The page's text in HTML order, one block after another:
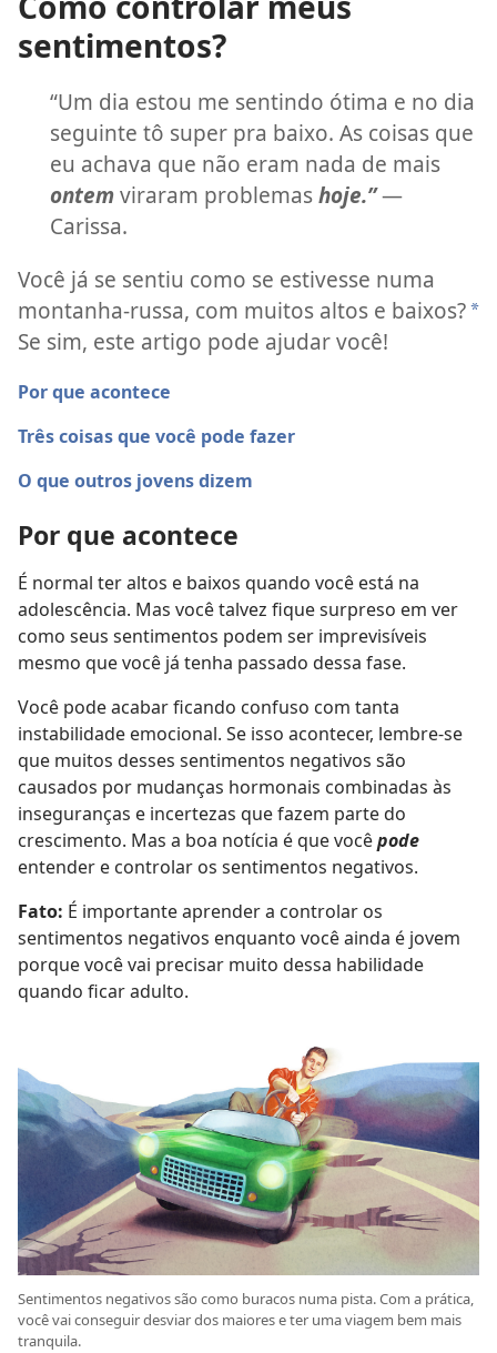
sentimentos?
“Um dia estou me sentindo ótima e no dia
seguinte tô super pra baixo. As coisas que
eu achava que não eram nada de mais
ontemviraram problemashoje.”—
Carissa.
Você já se sentiu como se estivesse numa
montanha-russa, com muitos altos e baixos?a
Se sim, este artigo pode ajudar você!
Por que acontece
Três coisas que você pode fazer
O que outros jovens dizem
Por que acontece
É normal ter altos e baixos quando você está na
adolescência. Mas você talvez fique surpreso em ver
como seus sentimentos podem ser imprevisíveis
mesmo que você já tenha passado dessa fase.
Você pode acabar ficando confuso com tanta
instabilidade emocional. Se isso acontecer, lembre-se
que muitos desses sentimentos negativos são
causados por mudanças hormonais combinadas às
inseguranças e incertezas que fazem parte do
crescimento. Mas a boa notícia é que vocêpode
entender e controlar os sentimentos negativos.
Fato: É importante aprender a controlar os
sentimentos negativos enquanto você ainda é jovem
porque você vai precisar muito dessa habilidade
quando ficar adulto.
Sentimentos negativos são como buracos numa pista. Com a prática,
você vai conseguir desviar dos maiores e ter uma viagem bem mais
tranquila.